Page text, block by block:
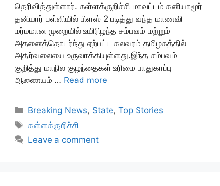
தெரிவித்துள்ளார். கள்ளக்குறிச்சி மாவட்டம் கனியாமூர்
தனியார் பள்ளியில் பிளஸ் 2 படித்து வந்த மாணவி
மர்மமான முறையில் உயிரிழந்த சம்பவம் மற்றும்
அதனைத்தொடர்ந்து ஏற்பட்ட கலவரம் தமிழகத்தில்
அதிர்வலையை உருவாக்கியுள்ளது.இந்த சம்பவம்
குறித்து மாநில குழந்தைகள் உரிமை பாதுகாப்பு
ஆணையம் … Read more
Categories
Breaking News, State,Top Stories
Tags
கள்ளக்குறிச்சி
Leave a comment